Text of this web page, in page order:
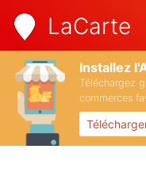
LaCarte
Installez
Téléchargez
commerces